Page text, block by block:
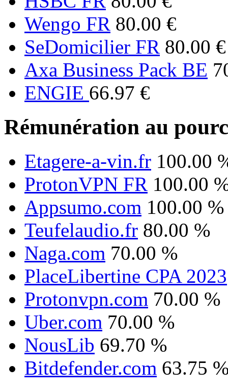
Wengo FR 80.00 €
SeDomicilier FR 80.00 €
Axa Business Pack BE
ENGIE 66.97 €
Rémunération au
Etagere-a-vin.fr 100.00
ProtonVPN FR 100.00
Appsumo.com 100.00 %
Teufelaudio.fr 80.00 %
Naga.com 70.00 %
PlaceLibertine CPA 2023
Protonvpn.com 70.00 %
Uber.com 70.00 %
NousLib 69.70 %
Bitdefender.com 63.75